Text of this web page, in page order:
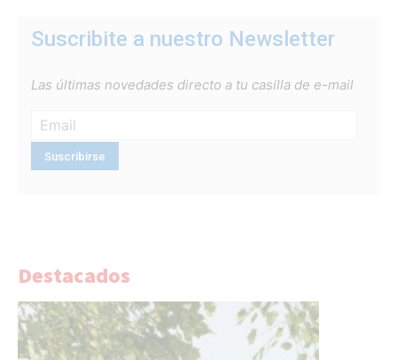
Suscribite a nuestro Newsletter
Las últimas novedades directo a tu casilla de e-mail
Destacados